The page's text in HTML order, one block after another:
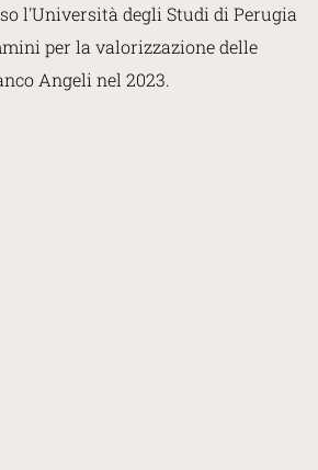
l'Università degli Studi di Perugia
per la valorizzazione delle
Angeli nel 2023.